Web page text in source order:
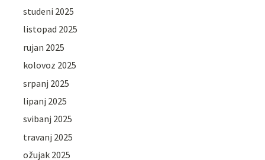
studeni 2025
listopad 2025
rujan 2025
kolovoz 2025
srpanj 2025
lipanj 2025
svibanj 2025
travanj 2025
ožujak 2025